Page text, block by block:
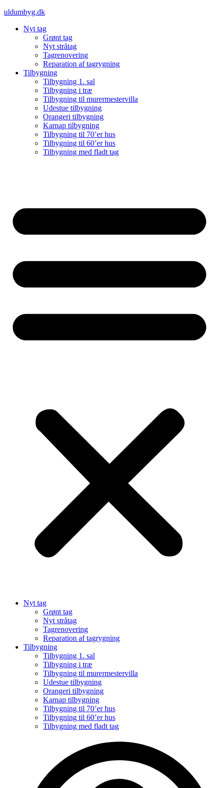
Videre
indhold
uldumbyg.dk
Nyt tag
Grønt tag
Nyt stråtag
Tagrenovering
Reparation af tagrygning
Tilbygning
Tilbygning 1. sal
Tilbygning i træ
Tilbygning til murermestervilla
Udestue tilbygning
Orangeri tilbygning
Karnap tilbygning
Tilbygning til 70’er hus
Tilbygning til 60’er hus
Tilbygning med fladt tag
Nyt tag
Grønt tag
Nyt stråtag
Tagrenovering
Reparation af tagrygning
Tilbygning
Tilbygning 1. sal
Tilbygning i træ
Tilbygning til murermestervilla
Udestue tilbygning
Orangeri tilbygning
Karnap tilbygning
Tilbygning til 70’er hus
Tilbygning til 60’er hus
Tilbygning med fladt tag